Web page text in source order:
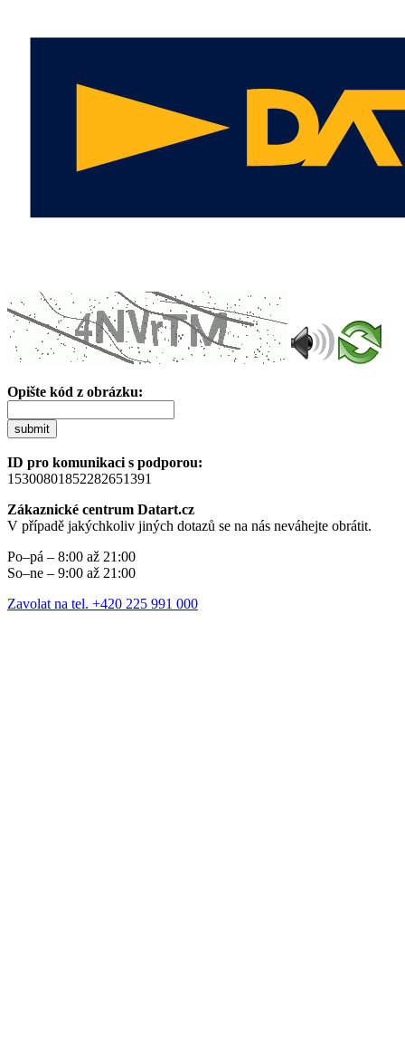
Opište kód z obrázku:
submit
ID pro komunikaci s podporou:
15300801852282651391
Zákaznické centrum Datart.cz
V případě jakýchkoliv jiných dotazů se na nás neváhejte obrátit.
Po–pá – 8:00 až 21:00
So–ne – 9:00 až 21:00
Zavolat na tel. +420 225 991 000